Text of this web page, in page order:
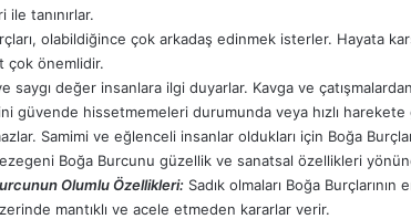
ile tanınırlar.
olabildiğince çok arkadaş edinmek isterler. Hayata
çok önemlidir.
saygı değer insanlara ilgi duyarlar. Kavga ve
güvende hissetmemeleri durumunda veya hızlı
Samimi ve eğlenceli insanlar oldukları için Boğa
Boğa Burcunu güzellik ve sanatsal özellikleri
Olumlu Özellikleri: Sadık olmaları Boğa
mantıklı ve acele etmeden kararlar verir.